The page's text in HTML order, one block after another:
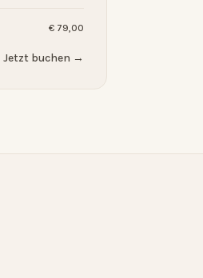
€ 79,00
Jetzt buchen →